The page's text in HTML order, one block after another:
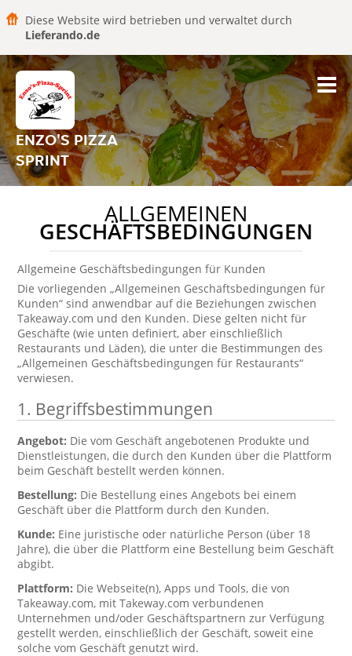
Diese Website wird betrieben und verwaltet durch
Lieferando.de
ENZO'S PIZZA
SPRINT
ALLGEMEINEN
GESCHÄFTSBEDINGUNGEN
Allgemeine Geschäftsbedingungen für Kunden
Die vorliegenden „Allgemeinen Geschäftsbedingungen für
Kunden“ sind anwendbar auf die Beziehungen zwischen
Takeaway.com und den Kunden. Diese gelten nicht für
Geschäfte (wie unten definiert, aber einschließlich
Restaurants und Läden), die unter die Bestimmungen des
„Allgemeinen Geschäftsbedingungen für Restaurants“
verwiesen.
1. Begriffsbestimmungen
Angebot: Die vom Geschäft angebotenen Produkte und
Dienstleistungen, die durch den Kunden über die Plattform
beim Geschäft bestellt werden können.
Bestellung: Die Bestellung eines Angebots bei einem
Geschäft über die Plattform durch den Kunden.
Kunde: Eine juristische oder natürliche Person (über 18
Jahre), die über die Plattform eine Bestellung beim Geschäft
abgibt.
Plattform: Die Webseite(n), Apps und Tools, die von
Takeaway.com, mit Takeway.com verbundenen
Unternehmen und/oder Geschäftspartnern zur Verfügung
gestellt werden, einschließlich der Geschäft, soweit eine
solche vom Geschäft genutzt wird.